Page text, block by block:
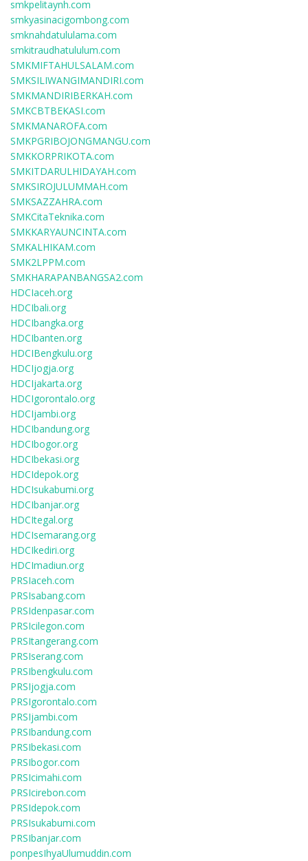
smkpelitaynh.com
smkyasinacigombong.com
smknahdatululama.com
smkitraudhatululum.com
SMKMIFTAHULSALAM.com
SMKSILIWANGIMANDIRI.com
SMKMANDIRIBERKAH.com
SMKCBTBEKASI.com
SMKMANAROFA.com
SMKPGRIBOJONGMANGU.com
SMKKORPRIKOTA.com
SMKITDARULHIDAYAH.com
SMKSIROJULUMMAH.com
SMKSAZZAHRA.com
SMKCitaTeknika.com
SMKKARYAUNCINTA.com
SMKALHIKAM.com
SMK2LPPM.com
SMKHARAPANBANGSA2.com
HDCIaceh.org
HDCIbali.org
HDCIbangka.org
HDCIbanten.org
HDCIBengkulu.org
HDCIjogja.org
HDCIjakarta.org
HDCIgorontalo.org
HDCIjambi.org
HDCIbandung.org
HDCIbogor.org
HDCIbekasi.org
HDCIdepok.org
HDCIsukabumi.org
HDCIbanjar.org
HDCItegal.org
HDCIsemarang.org
HDCIkediri.org
HDCImadiun.org
PRSIaceh.com
PRSIsabang.com
PRSIdenpasar.com
PRSIcilegon.com
PRSItangerang.com
PRSIserang.com
PRSIbengkulu.com
PRSIjogja.com
PRSIgorontalo.com
PRSIjambi.com
PRSIbandung.com
PRSIbekasi.com
PRSIbogor.com
PRSIcimahi.com
PRSIcirebon.com
PRSIdepok.com
PRSIsukabumi.com
PRSIbanjar.com
ponpesIhyaUlumuddin.com